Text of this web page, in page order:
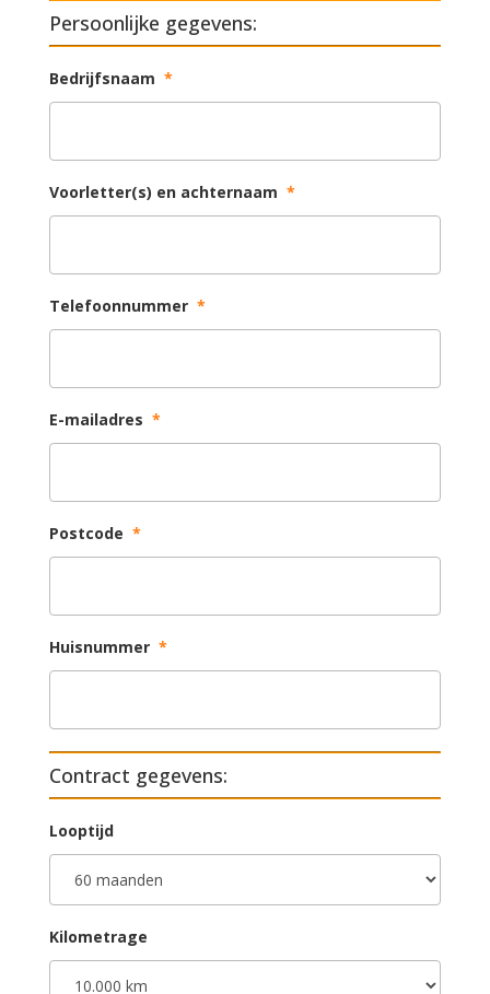
Persoonlijke gegevens:
Bedrijfsnaam *
Voorletter(s) en achternaam *
Telefoonnummer *
E-mailadres *
Postcode *
Huisnummer *
Contract gegevens:
Looptijd
Kilometrage